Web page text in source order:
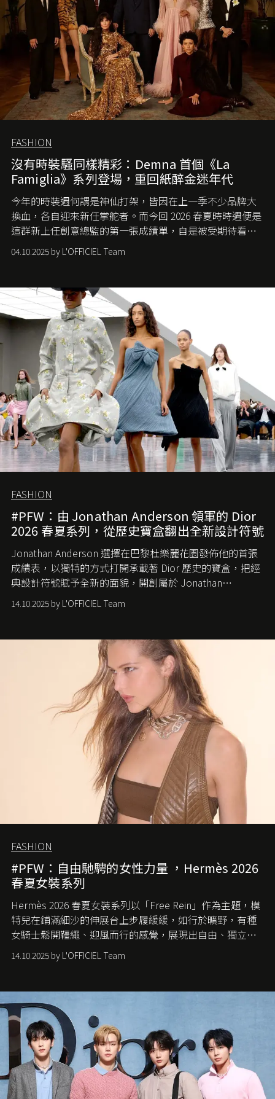
FASHION
沒有時裝騷同樣精彩：Demna 首個《La
Famiglia》系列登場，重回紙醉金迷年代
今年的時裝週何謂是神仙打架，皆因在上一季不少品牌大
換血，各自迎來新任掌舵者。而今回 2026 春夏時時週便是
這群新上任創意總監的第一張成績單，自是被受期待看他
們如何各顯神通。意大利老牌 Gucci 在過去幾個季度業績
難已救回，開雲集團任命成功曾翻轉 Balenciaga 的愛將
團市值一日蒸發 30 億美元，大眾擔心走得太前的 Demna
會忽略品牌的美學基礎，最後變成三不像。而從剛剛推出
的首作所造成的話題及關注度，我們便知道 Demna 沒這麼
簡單，一個嶄新的 Gucci 時代已經展開！
04.10.2025 by L'OFFICIEL Team
FASHION
#PFW：由 Jonathan Anderson 領軍的 Dior
2026 春夏系列，從歷史寶盒翻出全新設計符號
Jonathan Anderson 選擇在巴黎杜樂麗花園發佈他的首張
成績表，以獨特的方式打開承載著 Dior 歷史的寶盒，把經
典設計符號賦予全新的面貌，開創屬於 Jonathan
Anderson 的 Dior 時代。
14.10.2025 by L'OFFICIEL Team
FASHION
#PFW：自由馳騁的女性力量 ，Hermès 2026
春夏女裝系列
Hermès 2026 春夏女裝系列以「Free Rein」作為主題，模
特兒在鋪滿細沙的伸展台上步履緩緩，如行於曠野，有種
女騎士鬆開韁繩、迎風而行的感覺，展現出自由、獨立與
從容的態度。
14.10.2025 by L'OFFICIEL Team